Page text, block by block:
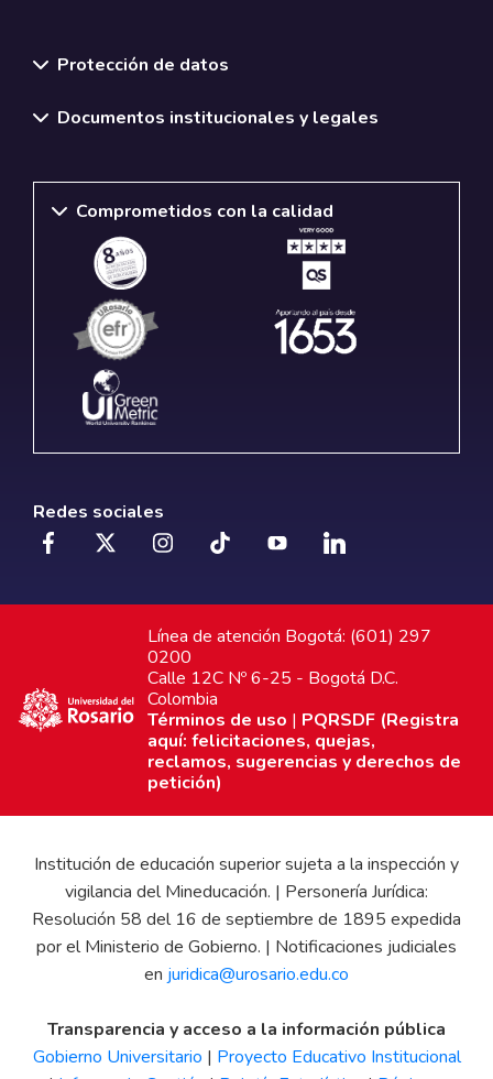
Protección de datos
Documentos institucionales y legales
Comprometidos con la calidad
Redes sociales
Línea de atención Bogotá: (601) 297
0200
Calle 12C Nº 6-25 - Bogotá D.C.
Colombia
Términos de uso | PQRSDF (Registra
aquí: felicitaciones, quejas,
reclamos, sugerencias y derechos de
petición)
Institución de educación superior sujeta a la inspección y
vigilancia del Mineducación. | Personería Jurídica:
Resolución 58 del 16 de septiembre de 1895 expedida
por el Ministerio de Gobierno. | Notificaciones judiciales
en juridica@urosario.edu.co
Transparencia y acceso a la información pública
Gobierno Universitario | Proyecto Educativo Institucional